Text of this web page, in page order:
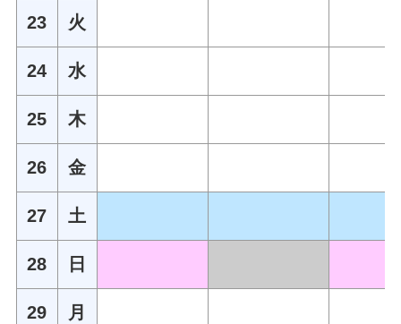
23 火
24 水
25 木
26 金
27 土
28 日
29 月